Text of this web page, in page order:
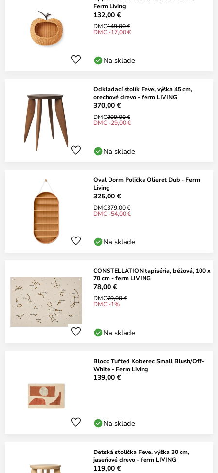
Ferm Living
132,00 €
DMC149,00 €
DMC -17,00 €
Na sklade
Odkladací stolík Feve, výška 45 cm,
orechové drevo - ferm LIVING
370,00 €
DMC399,00 €
DMC -29,00 €
Na sklade
Oval Dorm Polička Olieret Dub - Ferm
Living
325,00 €
DMC379,00 €
DMC -54,00 €
Na sklade
CONSTELLATION tapiséria, béžová, 100 x
70 cm - ferm LIVING
78,00 €
DMC79,00 €
DMC -1%
Na sklade
Bloco Tufted Koberec Small Blush/Off-
White - Ferm Living
139,00 €
Na sklade
Detská stolička Feve, výška 30 cm,
jaseňové drevo - ferm LIVING
119,00 €